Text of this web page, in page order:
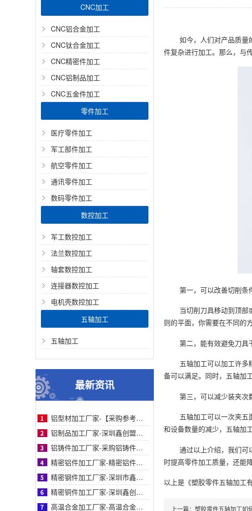
CNC加工
CNC铝合金加工
CNC钛合金加工
CNC精密件加工
CNC铝制品加工
CNC五金件加工
零件加工
医疗零件加工
军工部件加工
航空零件加工
通讯零件加工
数码零件加工
数控加工
军工数控加工
法兰数控加工
轴套数控加工
连接器数控加工
电机壳数控加工
五轴加工
五轴加工
最新资讯
铝型材加工厂家-【采购参考】深圳鑫创盟铝型材加工厂家：从痛点剖析到合作对比全解析
铝制品加工厂家-深圳鑫创盟铝制品加工精密工艺高效交付助采购降本增效高品质保障
铝铸件加工厂家-采购铝铸件加工厂家指南：鑫创盟机电精密铸造与快速交付标杆实力工厂
精密铝件加工厂家-精密铝件加工厂家采购指南：鑫创盟技术、品质与案例详解（附对比表）
精密钢件加工厂家-深圳市鑫创盟精密钢件加工：高精度快交付定制化解决方案优质厂家
精密铜件加工厂家-深圳鑫创盟精密铜件加工：高精度、快交期、定制化优选方案的首选商家
高温合金加工厂家-高温合金加工采购指南：鑫创盟精密工艺对比与客户案例信任背书详解篇
如今，人们对产品质量
件复杂进行加工。那么，与
第一，可以改善切削条
当切削刀具移动到顶
则的平面，你需要在不同的
第二，能有效避免刀具
五轴加工可以加工许
备可以满足。同时，五轴加
第三，可以减少装夹次
五轴加工可以一次夹
和设备数量的减少，五轴加
通过以上介绍，我们可
时提高零件加工质量，还能
以上是 《塑胶零件五轴加工‍
上一篇： 塑胶零件五轴加工‍如